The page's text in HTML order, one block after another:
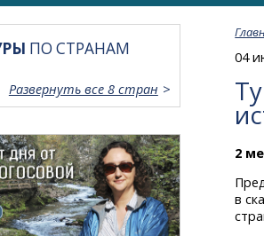
04
2
в
ПО СТРАНАМ
Развернуть все 8 стран